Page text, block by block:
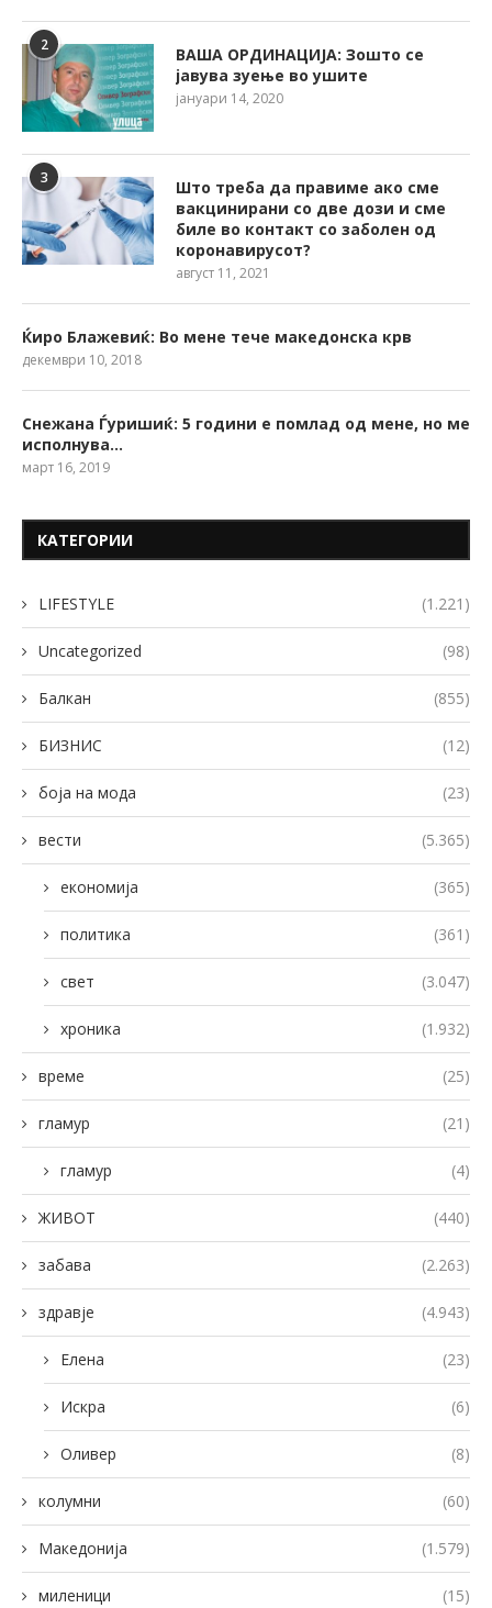
2
ВАША ОРДИНАЦИЈА: Зошто се
јавува зуење во ушите
јануари 14, 2020
3
Што треба да правиме ако сме
вакцинирани со две дози и сме
биле во контакт со заболен од
коронавирусот?
август 11, 2021
Ќиро Блажевиќ: Во мене тече македонска крв
декември 10, 2018
Снежана Ѓуришиќ: 5 години е помлад од мене, но ме
исполнува…
март 16, 2019
КАТЕГОРИИ
LIFESTYLE (1.221)
Uncategorized (98)
Балкан (855)
БИЗНИС (12)
боја на мода (23)
вести (5.365)
економија (365)
политика (361)
свет (3.047)
хроника (1.932)
време (25)
гламур (21)
гламур (4)
ЖИВОТ (440)
забава (2.263)
здравје (4.943)
Елена (23)
Искра (6)
Оливер (8)
колумни (60)
Македонија (1.579)
миленици (15)